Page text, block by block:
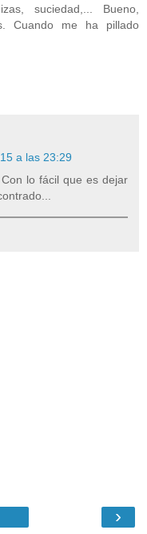
suciedad,... Bueno,
Cuando me ha pillado
a las 23:29
lo fácil que es dejar
›